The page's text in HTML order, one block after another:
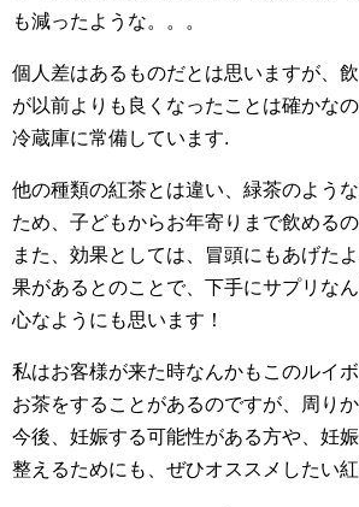
も減ったような。。。
個人差はあるものだとは思いますが、
が以前よりも良くなったことは確かな
冷蔵庫に常備しています.
他の種類の紅茶とは違い、緑茶のよう
ため、子どもからお年寄りまで飲めるの
また、効果としては、冒頭にもあげた
果があるとのことで、下手にサプリな
心なようにも思います！
私はお客様が来た時なんかもこのルイ
お茶をすることがあるのですが、周りか
今後、妊娠する可能性がある方や、妊
整えるためにも、ぜひオススメしたい紅